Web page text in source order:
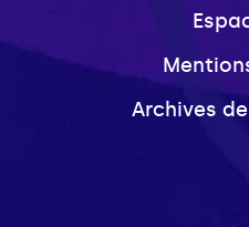
Archives